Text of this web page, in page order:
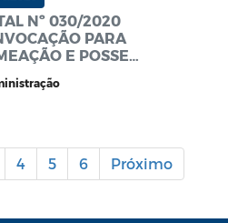
Nº 030/2020
PARA
E POSSE
BÁSICA
4 5 6 Próximo